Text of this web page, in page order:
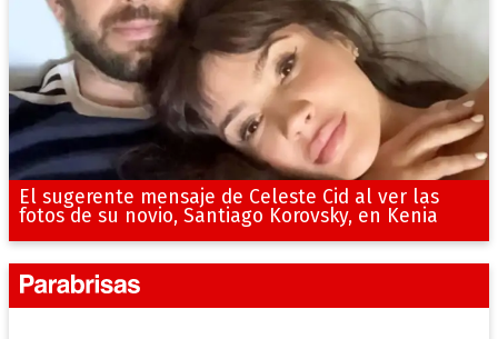
El sugerente mensaje de Celeste Cid al ver las
fotos de su novio, Santiago Korovsky, en Kenia